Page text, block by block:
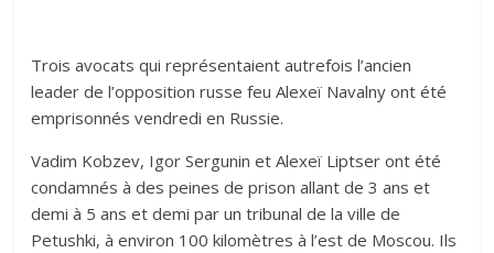
Trois avocats qui représentaient autrefois l’ancien
leader de l’opposition russe feu Alexeï Navalny ont été
emprisonnés vendredi en Russie.
Vadim Kobzev, Igor Sergunin et Alexeï Liptser ont été
condamnés à des peines de prison allant de 3 ans et
demi à 5 ans et demi par un tribunal de la ville de
Petushki, à environ 100 kilomètres à l’est de Moscou. Ils